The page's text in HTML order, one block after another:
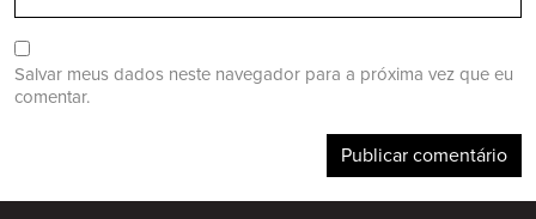
Salvar meus dados neste navegador para a próxima vez que eu
comentar.